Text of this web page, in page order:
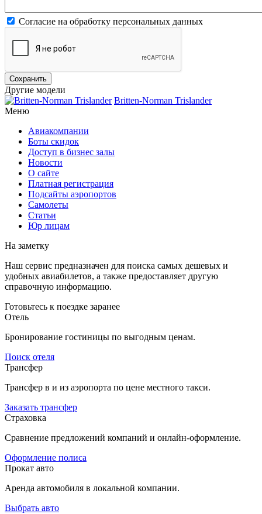
Согласие на обработку персональных данных
Другие модели
Britten-Norman Trislander
Меню
Авиакомпании
Боты скидок
Доступ в бизнес залы
Новости
О сайте
Платная регистрация
Подсайты аэропортов
Самолеты
Статьи
Юр лицам
На заметку
Наш сервис предназначен для поиска самых дешевых и
удобных авиабилетов, а также предоставляет другую
справочную информацию.
Готовьтесь к поездке заранее
Отель
Бронирование гостиницы по выгодным ценам.
Поиск отеля
Трансфер
Трансфер в и из аэропорта по цене местного такси.
Заказать трансфер
Страховка
Сравнение предложений компаний и онлайн-оформление.
Оформление полиса
Прокат авто
Аренда автомобиля в локальной компании.
Выбрать авто